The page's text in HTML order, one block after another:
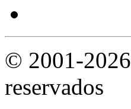
© 2001-2026
reservados